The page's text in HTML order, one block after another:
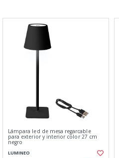
Lámpara led de mesa regarcable
para exterior y interior color 27 cm
negro
LUMINEO